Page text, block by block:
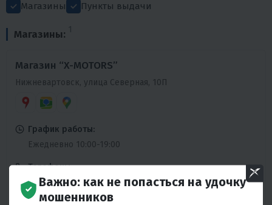
Магазины Пункты выдачи
Магазины: 1
Магазин “X-MOTORS”
Нижневартовск, улица Северная, 10П
График работы:
Ежедневно 10:00-19:00
Телефоны:
+7 (3466) 640-640
Ежедневно 10:00-19:00
Важно: как не попасться на удочку
мошенников